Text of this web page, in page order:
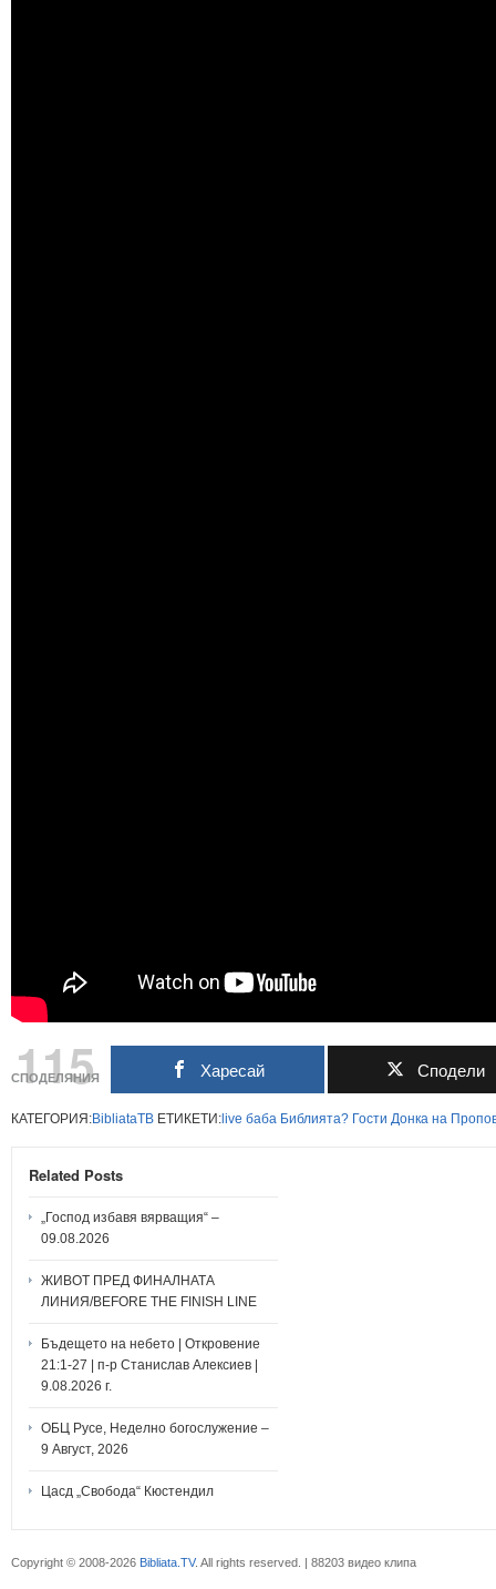
115
СПОДЕЛЯНИЯ Харесай Сподели
КАТЕГОРИЯ:BibliataTB ЕТИКЕТИ:live баба Библията? Гости Донка на
Related Posts
„Господ избавя вярващия“ –
09.08.2026
ЖИВОТ ПРЕД ФИНАЛНАТА
ЛИНИЯ/BEFORE THE FINISH LINE
Бъдещето на небето | Откровение
21:1-27 | п-р Станислав Алексиев |
9.08.2026 г.
ОБЦ Русе, Неделно богослужение –
9 Август, 2026
Цасд „Свобода“ Кюстендил
Copyright © 2008-2026 Bibliata.TV. All rights reserved. | 88203 видео клипа